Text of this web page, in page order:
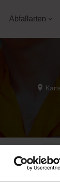
Abfallarten